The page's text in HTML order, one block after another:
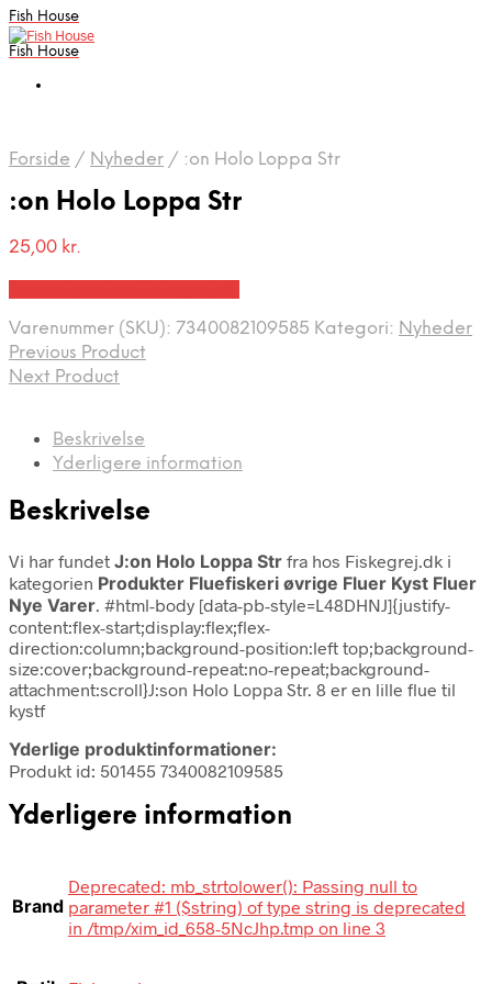
Fish House
Fish House
Forside / Nyheder / :on Holo Loppa Str
:on Holo Loppa Str
25,00 kr.
Varenummer (SKU): 7340082109585 Kategori: Nyheder
Previous Product
Next Product
Beskrivelse
Yderligere information
Beskrivelse
Vi har fundet J:on Holo Loppa Str fra hos Fiskegrej.dk i
kategorien Produkter Fluefiskeri øvrige Fluer Kyst Fluer
Nye Varer. #html-body [data-pb-style=L48DHNJ]{justify-
content:flex-start;display:flex;flex-
direction:column;background-position:left top;background-
size:cover;background-repeat:no-repeat;background-
attachment:scroll}J:son Holo Loppa Str. 8 er en lille flue til
kystf
Yderlige produktinformationer:
Produkt id: 501455 7340082109585
Yderligere information
Brand
Deprecated: mb_strtolower(): Passing null to
parameter #1 ($string) of type string is deprecated
in /tmp/xim_id_658-5NcJhp.tmp on line 3